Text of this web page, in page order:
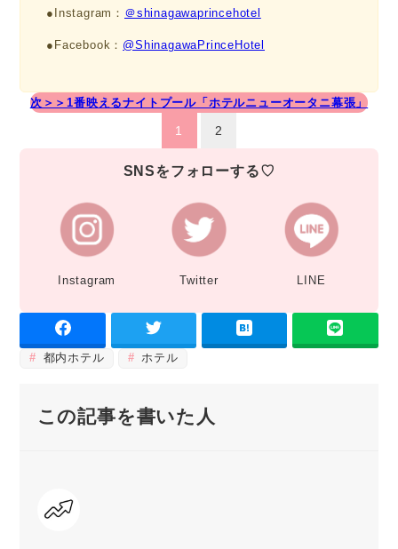
●Instagram： ＠shinagawaprincehotel
●Facebook： @ShinagawaPrinceHotel
次＞＞1番映えるナイトプール「ホテルニューオータニ幕張」
1 2
SNSをフォローする♡
Instagram Twitter LINE
都内ホテル ホテル
この記事を書いた人